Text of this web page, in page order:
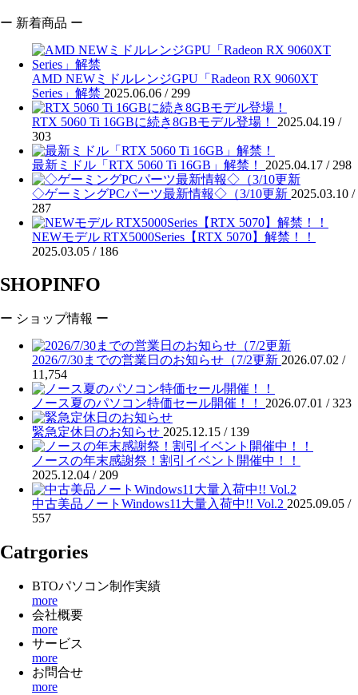
ー 新着商品 ー
AMD NEWミドルレンジGPU「Radeon RX 9060XT
Series」解禁 2025.06.06 / 299
RTX 5060 Ti 16GBに続き8GBモデル登場！ 2025.04.19 /
303
最新ミドル「RTX 5060 Ti 16GB」解禁！ 2025.04.17 / 298
◇ゲーミングPCパーツ最新情報◇（3/10更新 2025.03.10 /
287
NEWモデル RTX5000Series【RTX 5070】解禁！！
2025.03.05 / 186
SHOPINFO
ー ショップ情報 ー
2026/7/30までの営業日のお知らせ（7/2更新 2026.07.02 /
11,754
ノース夏のパソコン特価セール開催！！ 2026.07.01 /323
緊急定休日のお知らせ 2025.12.15 / 139
ノースの年末感謝祭！割引イベント開催中！！
2025.12.04 / 209
中古美品ノートWindows11大量入荷中!! Vol.2 2025.09.05 /
557
Catrgories
BTOパソコン制作実績
more
会社概要
more
サービス
more
お問合せ
more